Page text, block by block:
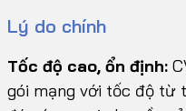
Lý do chính
Tốc độ cao, ổn định:
gói mạng với tốc độ từ